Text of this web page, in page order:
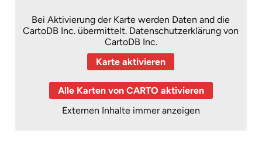
Bei Aktivierung der Karte werden Daten and die
CartoDB Inc. übermittelt. Datenschutzerklärung von
CartoDB Inc.
Karte aktivieren
Alle Karten von CARTO aktivieren
Externen Inhalte immer anzeigen